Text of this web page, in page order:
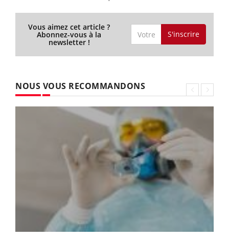
Vous aimez cet article ?
Abonnez-vous à la
newsletter !
S'inscrire
NOUS VOUS RECOMMANDONS